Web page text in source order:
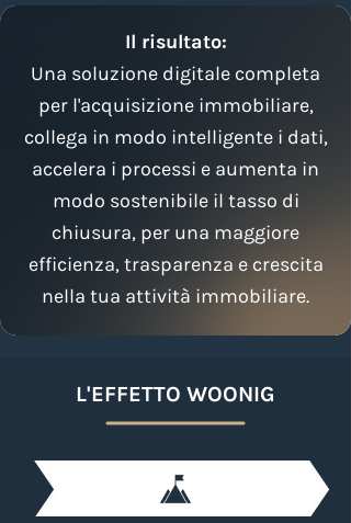
Il risultato:
Una soluzione digitale completa
per l'acquisizione immobiliare,
collega in modo intelligente i dati,
accelera i processi e aumenta in
modo sostenibile il tasso di
chiusura, per una maggiore
efficienza, trasparenza e crescita
nella tua attività immobiliare.
L'EFFETTO WOONIG